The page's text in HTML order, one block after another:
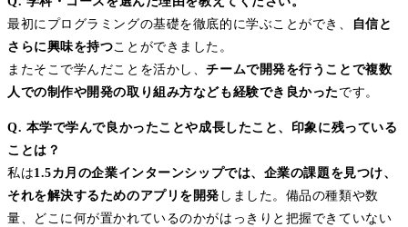
最初にプログラミングの基礎を徹底的に学ぶことができ、
自信と
さらに興味を持つことができました。
またそこで学んだことを活かし、チームで開発を行うことで複数
人での制作や開発の取り組み方なども経験でき良かった です。
Q. 本学で学んで良かったことや成長したこと、印象に残っている
ことは？
私は1.5カ月の企業インターンシップでは、企業の課題を見つけ、
それを解決するためのアプリを開発 しました。備品の種類や数
量、どこに何が置かれているのかがはっきりと把握できていない